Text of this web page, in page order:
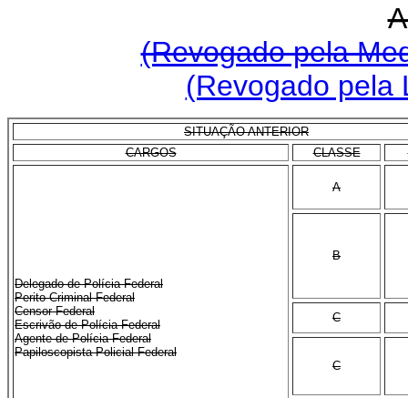
(Revogado pela
(Revogado pela
SITUAÇÃO ANTERIOR
CARGOS
CLASSE
Delegado de Polícia Federal
Perito Criminal Federal
Censor Federal
Escrivão de Polícia Federal
Agente de Polícia Federal
Papiloscopista Policial Federal
A
B
C
C